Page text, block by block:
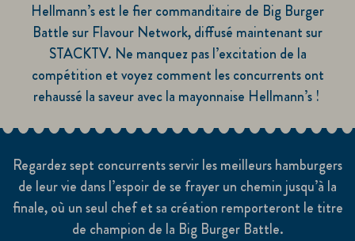
Hellmann’s est le fier commanditaire de Big Burger
Battle sur Flavour Network, diffusé maintenant sur
STACKTV. Ne manquez pas l’excitation de la
compétition et voyez comment les concurrents ont
rehaussé la saveur avec la mayonnaise Hellmann’s !
Regardez sept concurrents servir les meilleurs hamburgers
de leur vie dans l’espoir de se frayer un chemin jusqu’à la
finale, où un seul chef et sa création remporteront le titre
de champion de la Big Burger Battle.